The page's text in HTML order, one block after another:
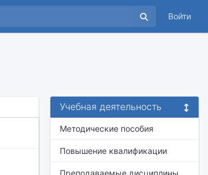
Войти
Учебная деятельность
Методические пособия
Повышение квалификации
Преподаваемые дисциплины